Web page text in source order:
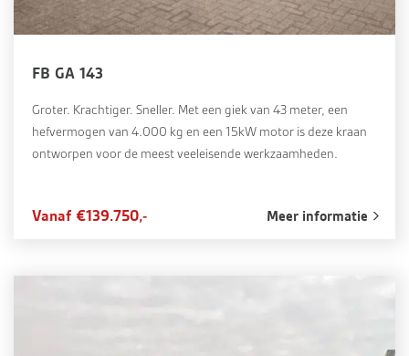
FB GA 143
Groter. Krachtiger. Sneller. Met een giek van 43 meter, een
hefvermogen van 4.000 kg en een 15kW motor is deze kraan
ontworpen voor de meest veeleisende werkzaamheden.
Vanaf €139.750,- Meer informatie